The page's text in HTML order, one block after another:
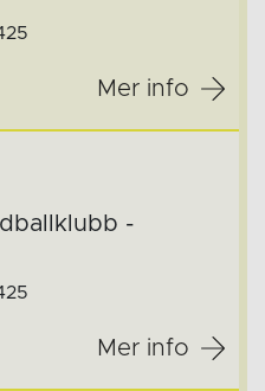
Mer info
-
Mer info